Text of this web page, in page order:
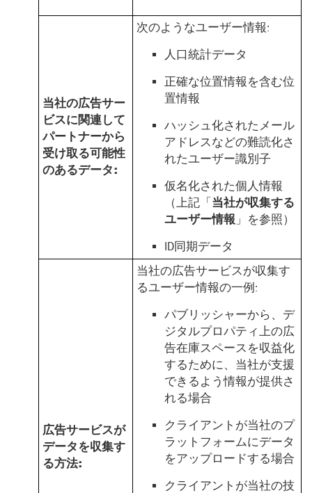
当社の広告サー
ビスに関連して
パートナーから
受け取る可能性
のあるデータ:
次のようなユーザー情報:
人口統計データ
正確な位置情報を含む位
置情報
ハッシュ化されたメール
アドレスなどの難読化さ
れたユーザー識別子
仮名化された個人情報
（上記「 当社が収集する
ユーザー情報 」を参照）
ID同期データ
広告サービスが
データを収集す
る方法:
当社の広告サービスが収集す
るユーザー情報の一例:
パブリッシャーから、デ
ジタルプロパティ上の広
告在庫スペースを収益化
するために、当社が支援
できるよう情報が提供さ
れる場合
クライアントが当社のプ
ラットフォームにデータ
をアップロードする場合
クライアントが当社の技